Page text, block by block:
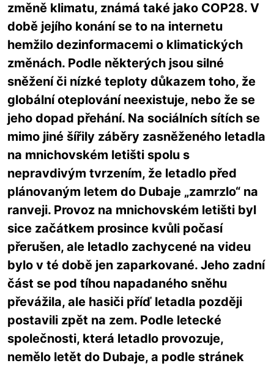
změně klimatu, známá také jako COP28. V
době jejího konání se to na internetu
hemžilo dezinformacemi o klimatických
změnách. Podle některých jsou silné
sněžení či nízké teploty důkazem toho, že
globální oteplování neexistuje, nebo že se
jeho dopad přehání. Na sociálních sítích se
mimo jiné šířily záběry zasněženého letadla
na mnichovském letišti spolu s
nepravdivým tvrzením, že letadlo před
plánovaným letem do Dubaje „zamrzlo“ na
ranveji. Provoz na mnichovském letišti byl
sice začátkem prosince kvůli počasí
přerušen, ale letadlo zachycené na videu
bylo v té době jen zaparkované. Jeho zadní
část se pod tíhou napadaného sněhu
převážila, ale hasiči příď letadla později
postavili zpět na zem. Podle letecké
společnosti, která letadlo provozuje,
nemělo letět do Dubaje, a podle stránek